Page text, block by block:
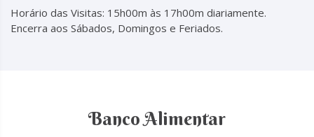
Horário das Visitas: 15h00m às 17h00m diariamente.
Encerra aos Sábados, Domingos e Feriados.
Banco Alimentar